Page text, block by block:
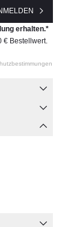
erhalten.*
€ Bestellwert.